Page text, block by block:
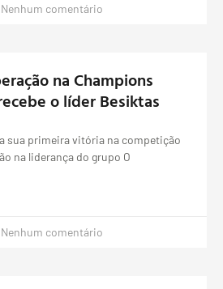
Nenhum comentário
na Champions
o líder Besiktas
sua primeira vitória na competição
na liderança do grupo O
Nenhum comentário